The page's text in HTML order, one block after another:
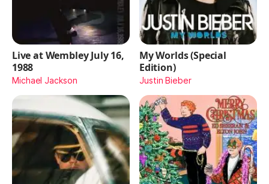
Live at Wembley July 16,
1988
Michael Jackson
My Worlds (Special
Edition)
Justin Bieber